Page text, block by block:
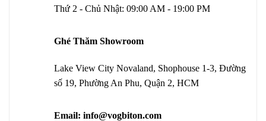
Thứ 2 - Chủ Nhật: 09:00 AM - 19:00 PM
Ghé Thăm Showroom
Lake View City Novaland, Shophouse 1-3, Đường
số 19, Phường An Phu, Quận 2, HCM
Email: info@vogbiton.com